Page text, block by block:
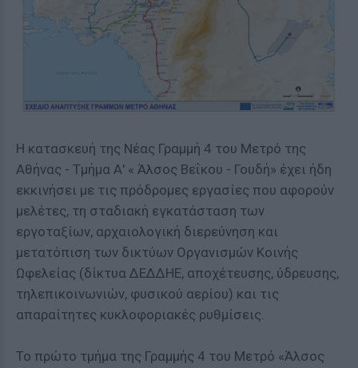
Η κατασκευή της Νέας Γραμμή 4 του Μετρό της
Αθήνας - Τμήμα Α' « Άλσος Βεΐκου - Γουδή» έχει ήδη
εκκινήσει με τις πρόδρομες εργασίες που αφορούν
μελέτες, τη σταδιακή εγκατάσταση των
εργοταξίων, αρχαιολογική διερεύνηση και
μετατόπιση των δικτύων Οργανισμών Κοινής
Ωφελείας (δίκτυα ΔΕΔΔΗΕ, αποχέτευσης, ύδρευσης,
τηλεπικοινωνιών, φυσικού αερίου) και τις
απαραίτητες κυκλοφοριακές ρυθμίσεις.
Το πρώτο τμήμα της Γραμμής 4 του Μετρό «Άλσος